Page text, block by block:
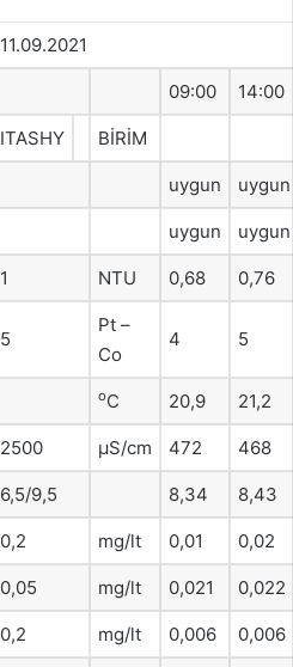
11.09.2021
09:00 14:00
ITASHY BİRİM
uygun uygun
uygun uygun
1 NTU 0,68 0,76
5
Pt –
Co
4 5
oC 20,9 21,2
2500 μS/cm 472 468
6,5/9,5 8,34 8,43
0,2 mg/lt 0,01 0,02
0,05 mg/lt 0,021 0,022
0,2 mg/lt 0,006 0,006